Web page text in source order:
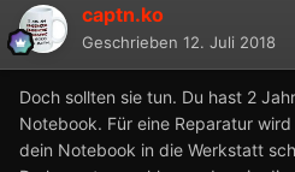
captn.ko
Geschrieben 12. Juli 2018
Doch sollten sie tun. Du hast 2
Notebook. Für eine Reparatur
dein Notebook in die Werkstatt